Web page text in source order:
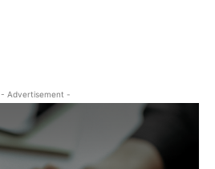
- Advertisement -